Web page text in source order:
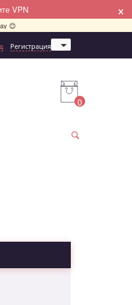
VPN ×
😊
Регистрация
0